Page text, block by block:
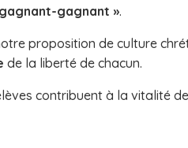
gagnant ».
proposition de culture
de la liberté de chacun.
contribuent à la vitalité